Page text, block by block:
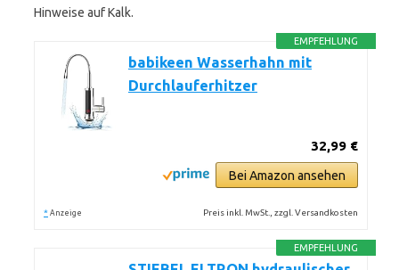
Hinweise auf Kalk.
EMPFEHLUNG
babikeen Wasserhahn mit
Durchlauferhitzer
32,99 €
Bei Amazon ansehen
* Anzeige Preis inkl. MwSt., zzgl. Versandkosten
EMPFEHLUNG